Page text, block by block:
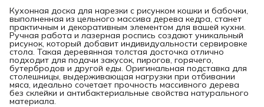
Кухонная доска для нарезки с рисунком кошки и бабочки,
выполненная из цельного массива дерева кедра, станет
практичным и декоративным элементом для вашей кухни.
Ручная работа и лазерная роспись создают уникальный
рисунок, который добавит индивидуальности сервировке
стола. Такая деревянная толстая досточка отлично
подходит для подачи закусок, пирогов, горячего,
бутербродов и другой еды. Оригинальная подставка для
столешницы, выдерживающая нагрузки при отбивании
мяса, идеально сочетает прочность массивного дерева
без склейки и антибактериальные свойства натурального
материала.